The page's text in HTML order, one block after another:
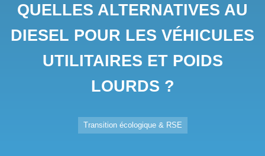
QUELLES ALTERNATIVES AU
DIESEL POUR LES VÉHICULES
UTILITAIRES ET POIDS
LOURDS ?
Transition écologique & RSE